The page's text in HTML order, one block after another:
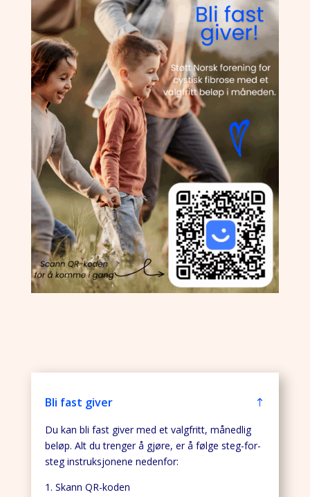
Bli fast giver
Du kan bli fast giver med et valgfritt, månedlig
beløp. Alt du trenger å gjøre, er å følge steg-for-
steg instruksjonene nedenfor:
1. Skann QR-koden